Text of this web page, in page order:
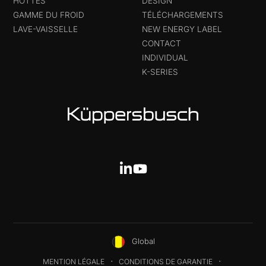
GAMME DU FROID
LAVE-VAISSELLE
TÉLÉCHARGEMENTS
NEW ENERGY LABEL
CONTACT
INDIVIDUAL
K-SERIES
Global
MENTION LÉGALE CONDITIONS DE GARANTIE